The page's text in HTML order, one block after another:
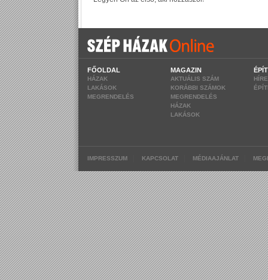
FŐOLDAL
HÁZAK
LAKÁSOK
MEGRENDELÉS
MAGAZIN
AKTUÁLIS SZÁM
KORÁBBI SZÁMOK
MEGRENDELÉS
HÁZAK
LAKÁSOK
IMPRESSZUM KAPCSOLAT MÉDIAAJÁNLAT